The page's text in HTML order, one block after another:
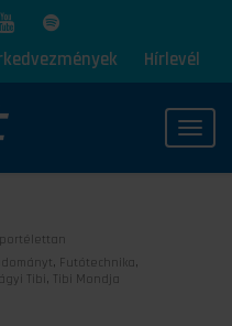
Hírlevél
, Futótechnika,
Tibi, Tibi Mondja